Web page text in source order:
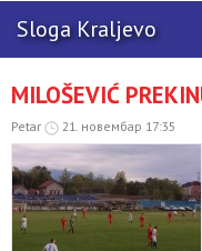
SlogaKraljevo
TIM
TAKMIČENJA
KLUB
MULTIMEDIJA
MILOŠEVIĆ
Petar 21. новембар 17:35